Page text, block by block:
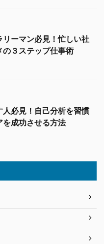
リーマン必見！忙しい社
の３ステップ仕事術
人必見！自己分析を習慣
を成功させる方法